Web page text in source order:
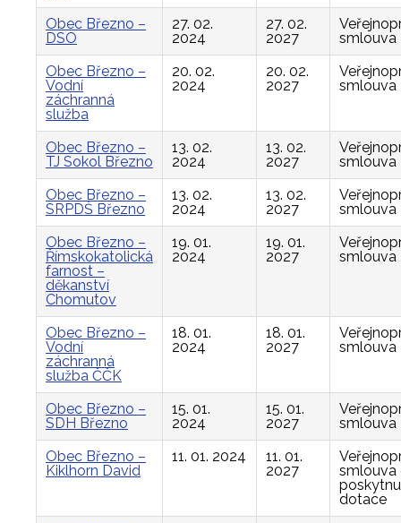
Obec Březno –
DSO
27. 02.
2024
27. 02.
2027
smlouva
Obec Březno –
Vodní
záchranná
služba
20. 02.
2024
20. 02.
2027
smlouva
Obec Březno –
TJ Sokol Březno
13. 02.
2024
13. 02.
2027
smlouva
Obec Březno –
SRPDŠ Březno
13. 02.
2024
13. 02.
2027
smlouva
Obec Březno –
Římskokatolická
farnost –
děkanství
Chomutov
19. 01.
2024
19. 01.
2027
smlouva
Obec Březno –
Vodní
záchranná
služba ČČK
18. 01.
2024
18. 01.
2027
smlouva
Obec Březno –
SDH Březno
15. 01.
2024
15. 01.
2027
smlouva
Obec Březno –
Kiklhorn David
11. 01. 2024
11. 01.
2027
smlouva
dotace